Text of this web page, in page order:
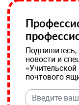
новости и
почтового